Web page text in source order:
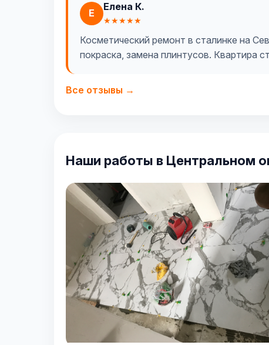
Е
Елена К.
★★★★★
Косметический ремонт в сталинке на
покраска, замена плинтусов. Квартира
Все отзывы →
Наши работы в Центральном